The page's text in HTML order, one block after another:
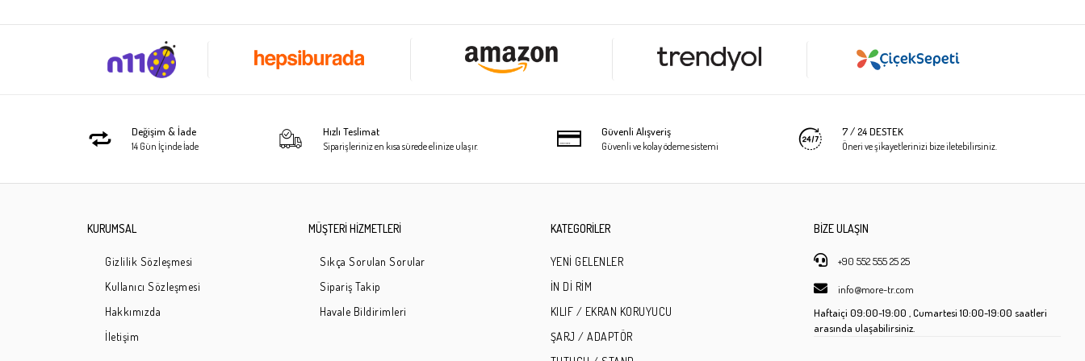
Değişim & İade
14 Gün İçinde İade
Hızlı Teslimat
Siparişleriniz en kısa sürede elinize ulaşır.
Güvenli Alışveriş
Güvenli ve kolay ödeme sistemi
7 / 24 DESTEK
Öneri ve şikayetlerinizi bize iletebilirsiniz.
KURUMSAL
Gizlilik Sözleşmesi
Kullanıcı Sözleşmesi
Hakkımızda
İletişim
MÜŞTERİ HİZMETLERİ
Sıkça Sorulan Sorular
Sipariş Takip
Havale Bildirimleri
KATEGORİLER
YENİ GELENLER
İN Dİ RİM
KILIF / EKRAN KORUYUCU
ŞARJ / ADAPTÖR
BİZE ULAŞIN
+90 552 555 25 25
info@more-tr.com
Haftaiçi 09:00-19:00 , Cumartesi10:00-19:00 saatleri
arasında ulaşabilirsiniz.